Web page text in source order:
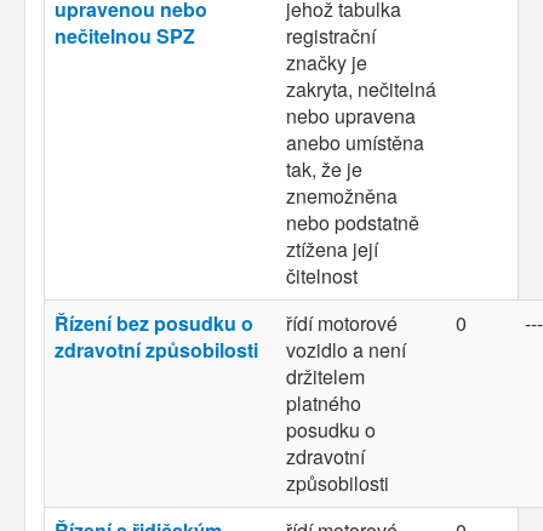
upravenou nebo
nečitelnou SPZ
jehož tabulka
registrační
značky je
zakryta, nečitelná
nebo upravena
anebo umístěna
tak, že je
znemožněna
nebo podstatně
ztížena její
čitelnost
Řízení bez posudku o
zdravotní způsobilosti
řídí motorové
vozidlo a není
držitelem
platného
posudku o
zdravotní
způsobilosti
0 ---